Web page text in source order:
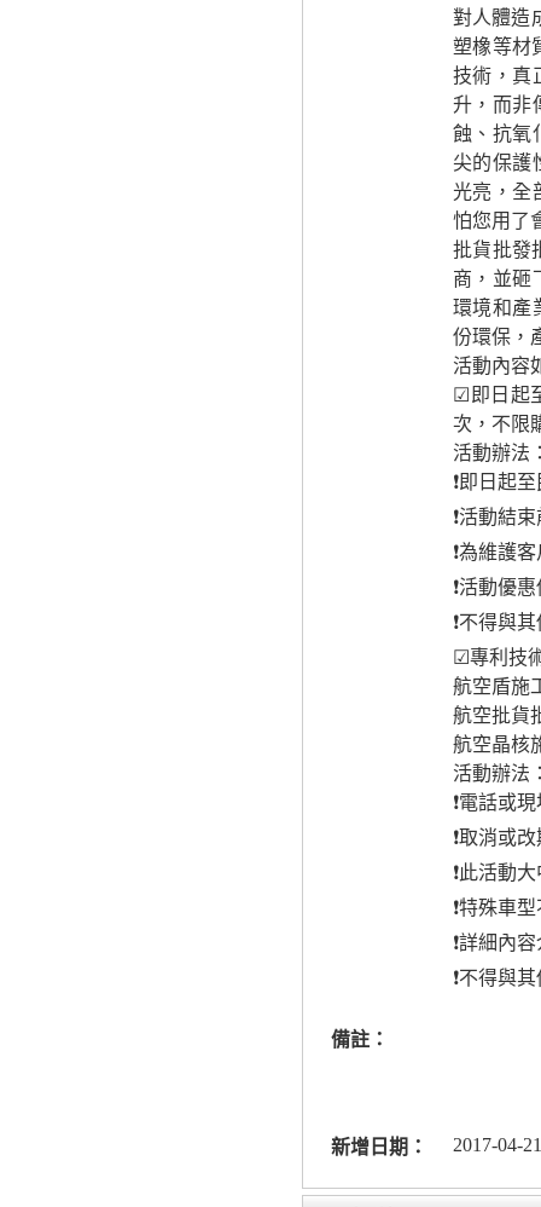
對人體造
塑橡等材
技術，真
升，而非
蝕、抗氧
尖的保護
光亮，全
怕您用了
批貨批發
商，並砸
環境和產
份環保，
活動內容
☑即日起
次，不限
活動辦法
❗即日起
❗活動結
❗為維護
❗活動優
❗不得與
☑專利技
航空盾施
航空批貨
航空晶核
活動辦法
❗電話或
❗取消或
❗此活動
❗特殊車
❗詳細內
❗不得與
備註：
新增日期： 2017-04-